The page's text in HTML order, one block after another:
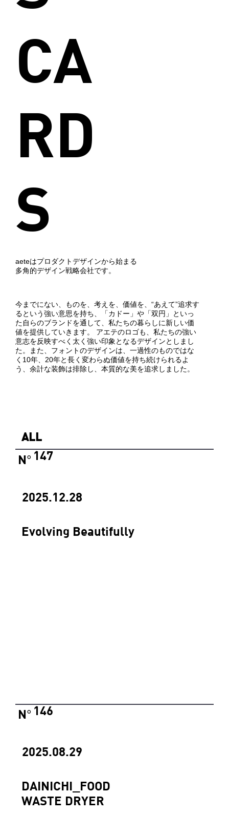
CA
RD
S
aeteはプロダクトデザインから始まる
多角的デザイン戦略会社です。
今までにない、ものを、考えを、価値を、“あえて”追求す
るという強い意思を持ち、「カドー」や「双円」といっ
た自らのブランドを通して、私たちの暮らしに新しい価
値を提供していきます。 アエテのロゴも、私たちの強い
意志を反映すべく太く強い印象となるデザインとしまし
た。また、フォントのデザインは、一過性のものではな
く10年、20年と長く変わらぬ価値を持ち続けられるよ
う、余計な装飾は排除し、本質的な美を追求しました。
2025.12.28
Evolving Beautifully
147
N°
2025.08.29
DAINICHI_FOOD
WASTE DRYER
146
N°
ALL